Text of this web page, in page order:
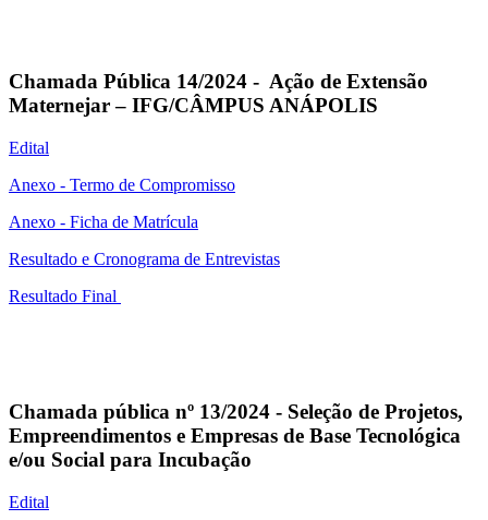
Chamada Pública 14/2024 - Ação de Extensão
Maternejar – IFG/CÂMPUS ANÁPOLIS
Edital
Anexo - Termo de Compromisso
Anexo - Ficha de Matrícula
Resultado e Cronograma de Entrevistas
Resultado Final
Chamada pública nº 13/2024 - Seleção de Projetos,
Empreendimentos e Empresas de Base Tecnológica
e/ou Social para Incubação
Edital